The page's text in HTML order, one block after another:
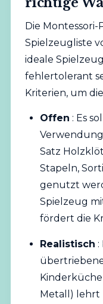
Die
Spielzeugliste
ideale
fehlertolerant
Kriterien, um
Offen : Es
Satz
Stapeln,
genutzt
Spielzeug
fördert die
Realistisch :
Metall) lehrt